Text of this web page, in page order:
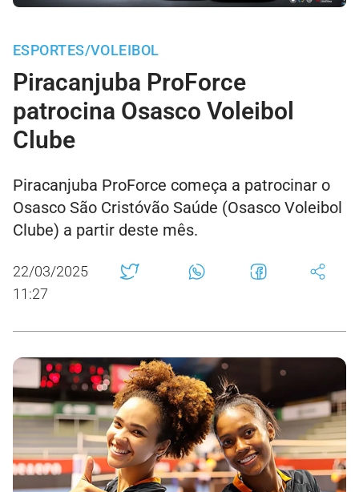
ESPORTES/VOLEIBOL
Piracanjuba ProForce
patrocina Osasco Voleibol
Clube
Piracanjuba ProForce começa a patrocinar o
Osasco São Cristóvão Saúde (Osasco Voleibol
Clube) a partir deste mês.
22/03/2025
11:27